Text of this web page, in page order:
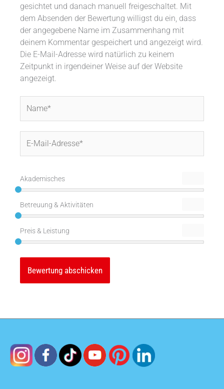
gesichtet und danach manuell freigeschaltet. Mit
dem Absenden der Bewertung willigst du ein, dass
der angegebene Name im Zusammenhang mit
deinem Kommentar gespeichert und angezeigt wird.
Die E-Mail-Adresse wird natürlich zu keinem
Zeitpunkt in irgendeiner Weise auf der Website
angezeigt.
Mail-
Akademisches
Betreuung & Aktivitäten
Preis & Leistung